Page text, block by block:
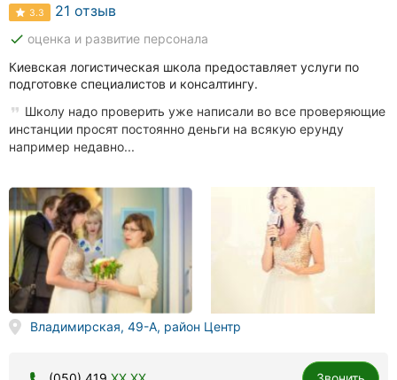
3.3 21 отзыв
done оценка и развитие персонала
Киевская логистическая школа предоставляет услуги по
подготовке специалистов и консалтингу.
Школу надо проверить уже написали во все проверяющие
инстанции просят постоянно деньги на всякую ерунду
например недавно...
Владимирская, 49-А, район Центр